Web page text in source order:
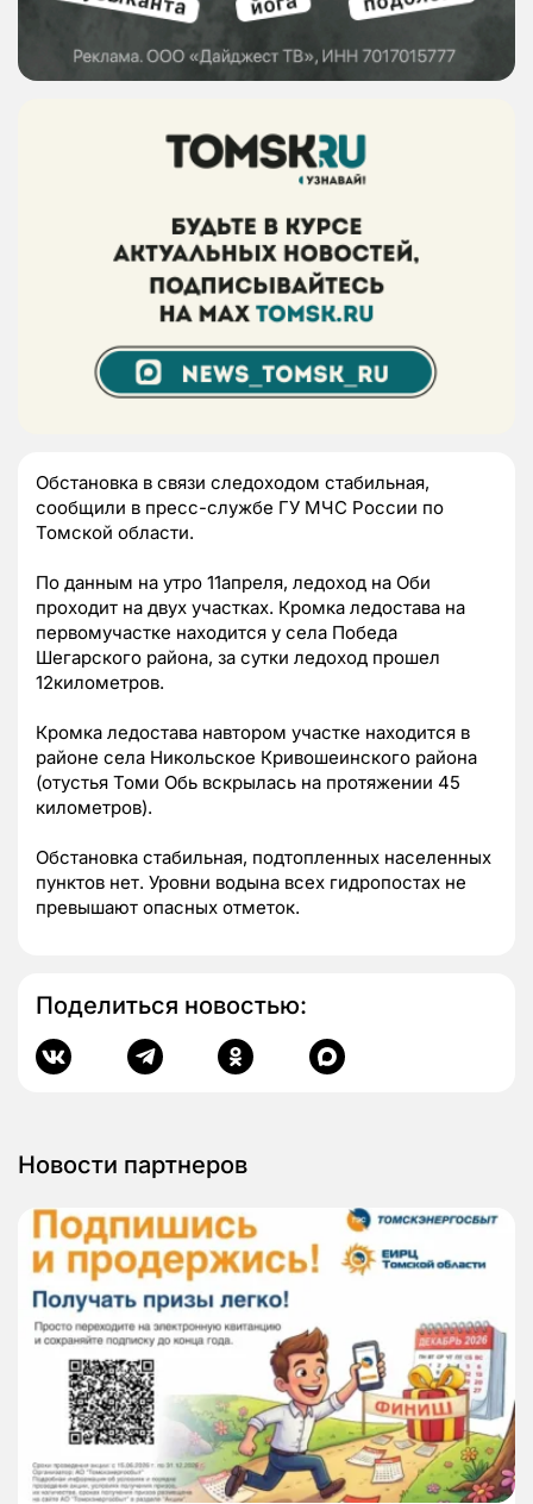
Обстановка в связи следоходом стабильная,
сообщили в пресс-службе ГУ МЧС России по
Томской области.
По данным на утро 11апреля, ледоход на Оби
проходит на двух участках. Кромка ледостава на
первомучастке находится у села Победа
Шегарского района, за сутки ледоход прошел
12километров.
Кромка ледостава навтором участке находится в
районе села Никольское Кривошеинского района
(отустья Томи Обь вскрылась на протяжении 45
километров).
Обстановка стабильная, подтопленных населенных
пунктов нет. Уровни водына всех гидропостах не
превышают опасных отметок.
Поделиться новостью:
Новости партнеров